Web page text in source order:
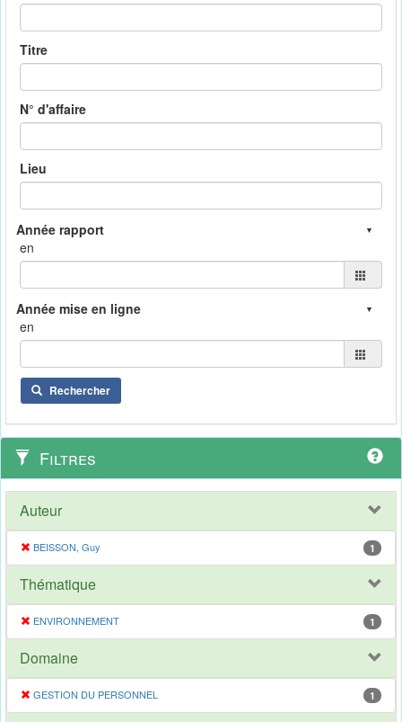
Titre
N° d'affaire
Lieu
en
en
Rechercher
Filtres
Auteur
BEISSON, Guy 1
Thématique
ENVIRONNEMENT 1
Domaine
GESTION DU PERSONNEL 1